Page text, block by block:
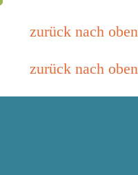
zurück nach oben
zurück nach oben